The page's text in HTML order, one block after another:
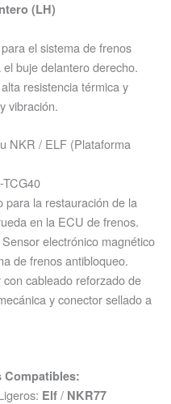
(LH)
el sistema de frenos
buje delantero derecho.
resistencia térmica y
vibración.
NKR / ELF (Plataforma
para la restauración de la
en la ECU de frenos.
Sensor electrónico magnético
de frenos antibloqueo.
con cableado reforzado de
y conector sellado a
Compatibles:
Elf/ NKR77